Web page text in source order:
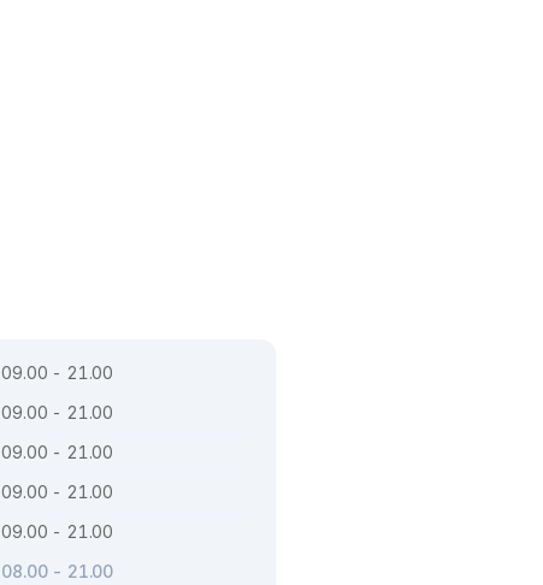
09.00 - 21.00
09.00 - 21.00
09.00 - 21.00
09.00 - 21.00
09.00 - 21.00
08.00 - 21.00